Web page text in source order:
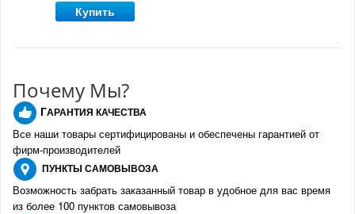
Купить
Почему Мы?
ГАРАНТИЯ КАЧЕСТВА
Все наши товары сертифицированы и обеспечены гарантией от
фирм-производителей
ПУНКТЫ САМОВЫВОЗА
Возможность забрать заказанный товар в удобное для вас время
из более 100 пунктов самовывоза